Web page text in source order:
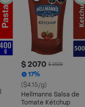
$ 2070 $ 2520
17%
($4.15/g)
Hellmanns Salsa de
Tomate Kétchup